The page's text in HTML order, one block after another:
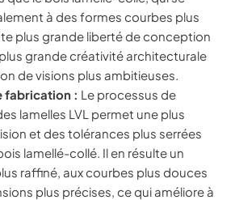
à des formes courbes plus
plus grande liberté de conception
grande créativité architecturale
de visions plus ambitieuses.
fabrication : Le processus de
lamelles LVL permet une plus
et des tolérances plus serrées
lamellé-collé. Il en résulte un
raffiné, aux courbes plus douces
plus précises, ce qui améliore à